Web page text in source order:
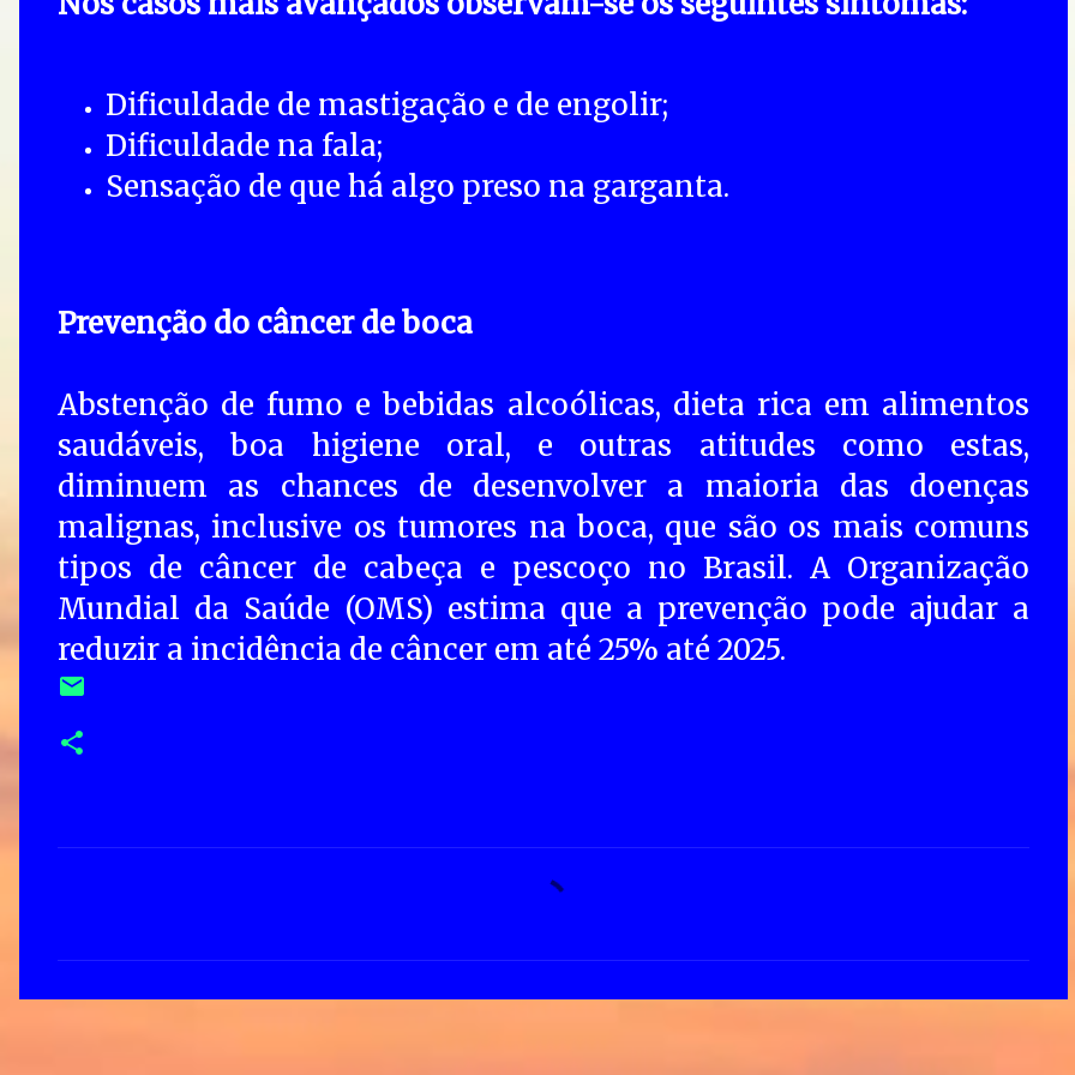
Dificuldade de mastigação e de engolir;
Dificuldade na fala;
Sensação de que há algo preso na garganta.
Prevenção do câncer de boca
Abstenção de fumo e bebidas alcoólicas, dieta rica em alimentos
saudáveis, boa higiene oral, e outras atitudes como estas,
diminuem as chances de desenvolver a maioria das doenças
malignas, inclusive os tumores na boca, que são os mais comuns
tipos de câncer de cabeça e pescoço no Brasil. A Organização
Mundial da Saúde (OMS) estima que a prevenção pode ajudar a
reduzir a incidência de câncer em até 25% até 2025.